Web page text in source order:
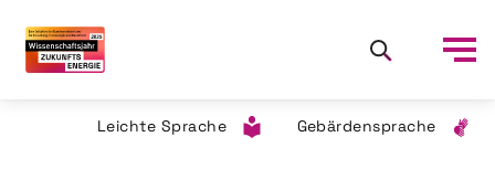
Leichte Sprache Gebärdensprache